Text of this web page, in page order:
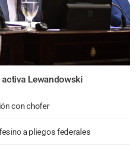
activa Lewandowski
con chofer
a pliegos federales